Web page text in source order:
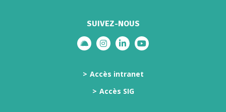
SUIVEZ-NOUS
Lien vers le compte illiwap
Lien vers le compte Instagram
Lien vers le compte
Lien vers la chaîne
Accès intranet
Accès SIG